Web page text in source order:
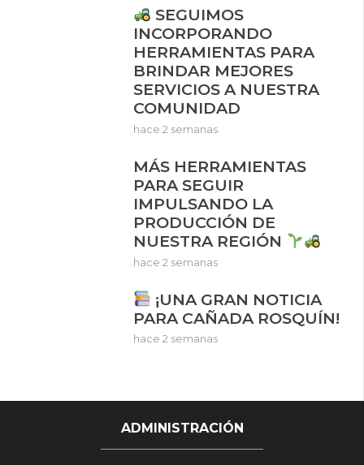
SEGUIMOS
INCORPORANDO
HERRAMIENTAS PARA
BRINDAR MEJORES
SERVICIOS A NUESTRA
COMUNIDAD
hace 2 semanas
MÁS HERRAMIENTAS
PARA SEGUIR
IMPULSANDO LA
PRODUCCIÓN DE
NUESTRA REGIÓN
hace 2 semanas
¡UNA GRAN NOTICIA
PARA CAÑADA ROSQUÍN!
hace 2 semanas
ADMINISTRACIÓN